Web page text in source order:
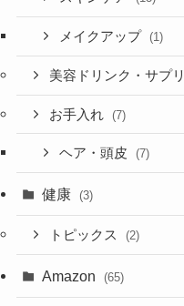
メイクアップ (1)
美容ドリンク・サプリ
お手入れ (7)
ヘア・頭皮 (7)
健康 (3)
トピックス (2)
Amazon (65)